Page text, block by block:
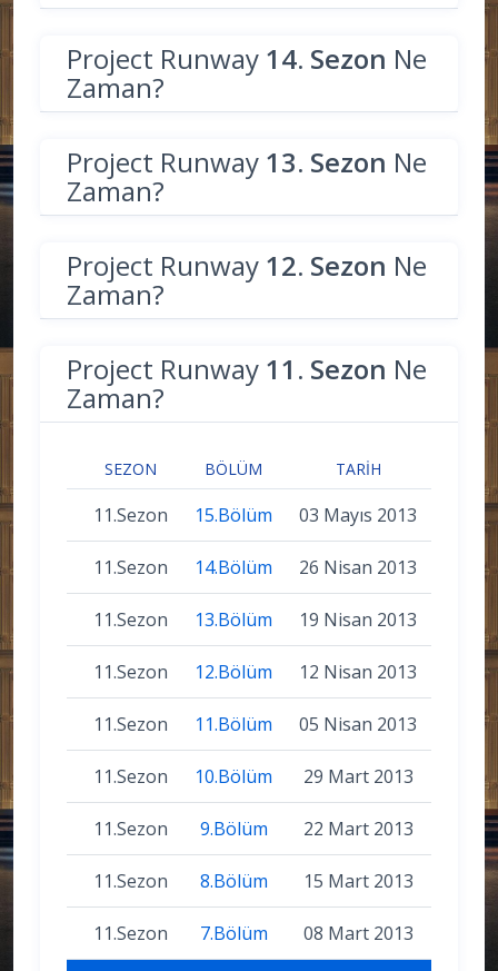
Project Runway 14. Sezon Ne
Zaman?
Project Runway 13. Sezon Ne
Zaman?
Project Runway 12. Sezon Ne
Zaman?
Project Runway 11. Sezon Ne
Zaman?
SEZON BÖLÜM TARIH
11.Sezon 15.Bölüm 03 Mayıs 2013
11.Sezon 14.Bölüm 26 Nisan 2013
11.Sezon 13.Bölüm 19 Nisan 2013
11.Sezon 12.Bölüm 12 Nisan 2013
11.Sezon 11.Bölüm 05 Nisan 2013
11.Sezon 10.Bölüm 29 Mart 2013
11.Sezon 9.Bölüm 22 Mart 2013
11.Sezon 8.Bölüm 15 Mart 2013
11.Sezon 7.Bölüm 08 Mart 2013